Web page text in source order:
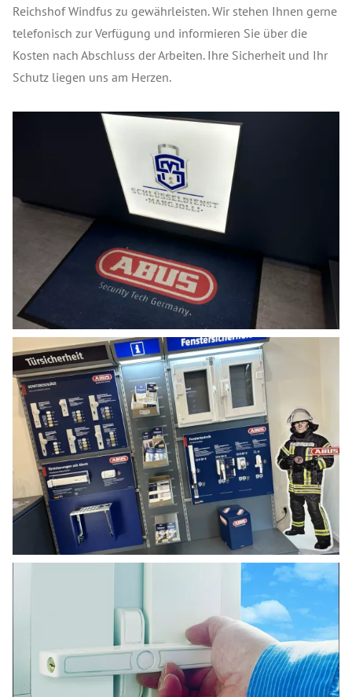
Reichshof Windfus zu gewährleisten. Wir stehen Ihnen gerne
telefonisch zur Verfügung und informieren Sie über die
Kosten nach Abschluss der Arbeiten. Ihre Sicherheit und Ihr
Schutz liegen uns am Herzen.